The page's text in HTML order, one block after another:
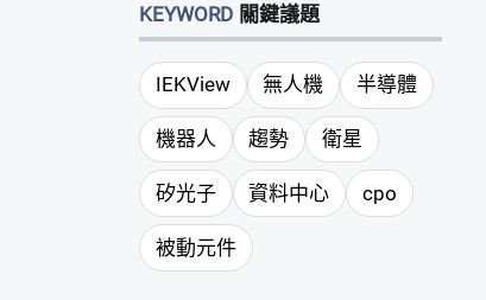
KEYWORD 關鍵議題
IEKView 無人機 半導體
機器人 趨勢 衛星
矽光子 資料中心 cpo
被動元件